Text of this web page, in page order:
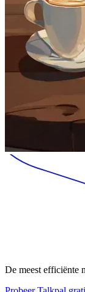
De meest efficiënte